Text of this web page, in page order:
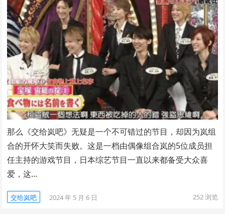
那么《交给岚吧》无疑是一个不可错过的节目，却因为岚组
合的开怀大笑而失败。这是一档由偶像组合岚的5位成员担
任主持的游戏节目，日本综艺节目一直以来都备受大众喜
爱，这…
交给岚吧 2024 年 5 月 6 日 252浏览